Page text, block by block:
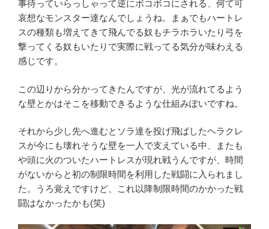
事待っていらっしゃって逆にボコボコにされる、何て可
哀想なモンスター達なんでしょうね。まぁでもハートレ
スの種類も増えてきて飛んでる奴もチラホラいたり弓を
撃ってくる奴もいたりで実際に戦ってる気分が味わえる
感じです。
この辺りから分かってきたんですが、光が流れてるよう
な壁とかはそこを移動できるような仕組みぽいですね。
それから少し先へ進むとソラ達を投げ飛ばしたヘラクレ
スが今にも壊れそうな壁を一人で支えている中、またも
や頭に火のついたハートレスが現れ戦うんですが、時間
がないからと初の制限時間を利用した戦闘に入られまし
た。うろ覚えですけど、これ以降制限時間のかかった戦
闘はなかったかも(笑)